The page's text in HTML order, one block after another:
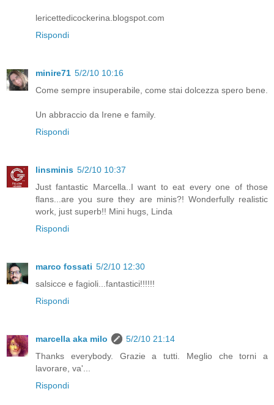
lericettedicockerina.blogspot.com
Rispondi
minire71 5/2/10 10:16
Come sempre insuperabile, come stai dolcezza spero bene.
Un abbraccio da Irene e family.
Rispondi
linsminis 5/2/10 10:37
Just fantastic Marcella..I want to eat every one of those
flans...are you sure they are minis?! Wonderfully realistic
work, just superb!! Mini hugs, Linda
Rispondi
marco fossati 5/2/10 12:30
salsicce e fagioli...fantastici!!!!!!
Rispondi
marcella aka milo
5/2/10 21:14
Thanks everybody. Grazie a tutti. Meglio che torni a
lavorare, va'...
Rispondi